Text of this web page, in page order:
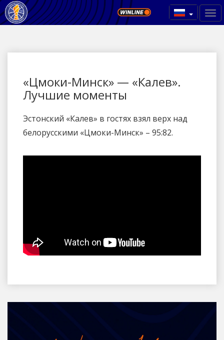
«Цмоки-Минск» — «Калев».
Лучшие моменты
Эстонский «Калев» в гостях взял верх над
белорусскими «Цмоки-Минск» – 95:82.